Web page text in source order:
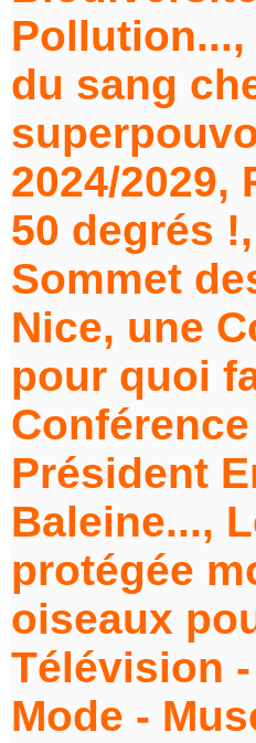
du sang
2024/2029,
50 degrés
Sommet
Nice, une
pour quoi
Président
Baleine...,
protégée
oiseaux
Télévision
Mode -